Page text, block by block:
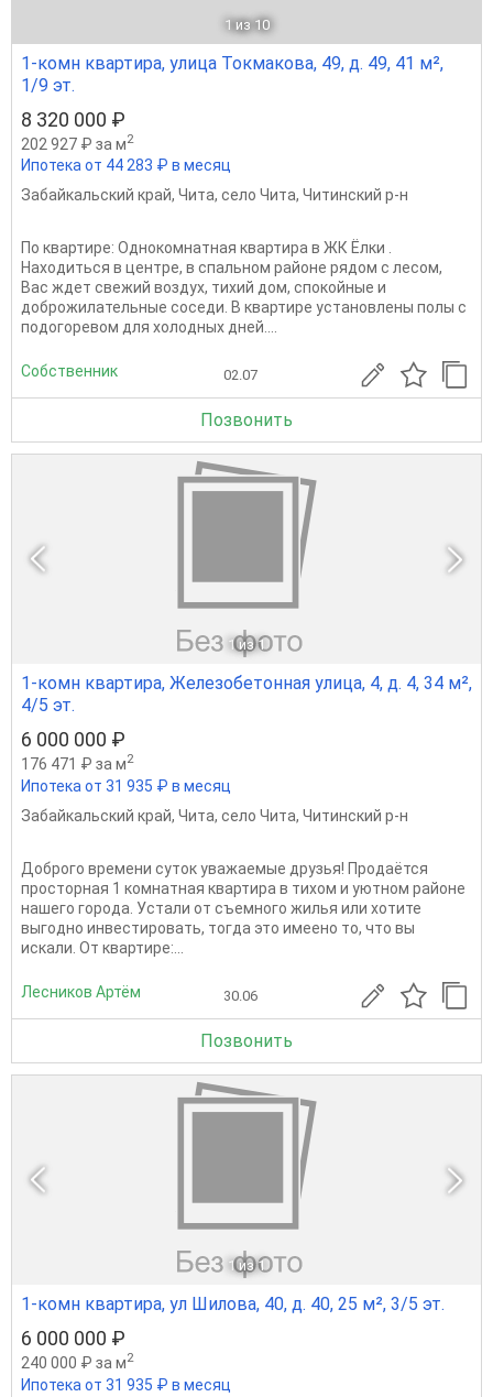
1 из 10
1-комн квартира, улица Токмакова, 49, д. 49, 41 м²,
1/9 эт.
8 320 000 ₽
202 927 ₽ за м2
Ипотека от 44 283 ₽ в месяц
Забайкальский край, Чита, село Чита, Читинский р-н
По квартиpе: Однокомнатная квартира в ЖК Ёлки .
Находиться в центре, в спальном районе рядом с лесом,
Вас ждет свежий воздух, тихий дом, спокойные и
доброжилательные соседи. В квартире установлены полы с
подогоревом для холодных дней....
Собственник 02.07
Позвонить
1 из 1
1-комн квартира, Железобетонная улица, 4, д. 4, 34 м²,
4/5 эт.
6 000 000 ₽
176 471 ₽ за м2
Ипотека от 31 935 ₽ в месяц
Забайкальский край, Чита, село Чита, Читинский р-н
Доброго времени суток уважаемые друзья! Продаётся
просторная 1 комнатная квартира в тихом и уютном районе
нашего города. Устали от съемного жилья или хотите
выгодно инвестировать, тогда это имеено то, что вы
искали. От квартире:...
Лесников Артём 30.06
Позвонить
1 из 1
1-комн квартира, ул Шилова, 40, д. 40, 25 м², 3/5 эт.
6 000 000 ₽
240 000 ₽ за м2
Ипотека от 31 935 ₽ в месяц